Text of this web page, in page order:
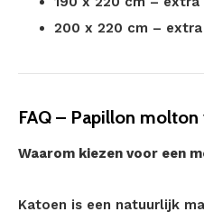
200 x 220 cm –
FAQ – Papillon molton
Waarom kiezen voor een
Katoen is een natuurlijk